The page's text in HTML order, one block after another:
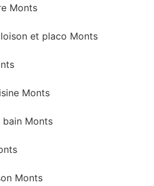
Monts
et placo Monts
Monts
bain Monts
Monts